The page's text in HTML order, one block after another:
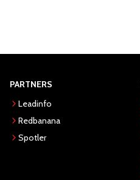
PARTNERS
Leadinfo
Redbanana
Spotler